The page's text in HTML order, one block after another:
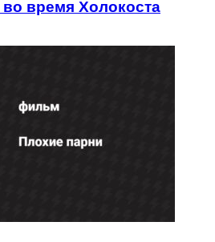
время Холокоста